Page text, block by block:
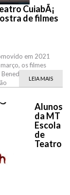
CuiabÃ¡
de filmes
em 2021
os filmes
de Justina
LEIA MAIS
Alunos
da MT
Escola
de
Teatro